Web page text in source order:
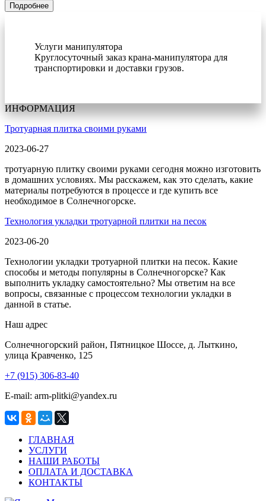
Подробнее
Услуги манипулятора
Круглосуточный заказ крана-манипулятора для
транспортировки и доставки грузов.
ИНФОРМАЦИЯ
Тротуарная плитка своими руками
2023-06-27
тротуарную плитку своими руками сегодня можно изготовить
в домашних условиях. Мы расскажем, как это сделать, какие
материалы потребуются в процессе и где купить все
необходимое в Солнечногорске.
Технология укладки тротуарной плитки на песок
2023-06-20
Технологии укладки тротуарной плитки на песок. Какие
способы и методы популярны в Солнечногорске? Как
выполнить укладку самостоятельно? Мы ответим на все
вопросы, связанные с процессом технологии укладки в
данной в статье.
Наш адрес
Солнечногорский район, Пятницкое Шоссе, д. Лыткино,
улица Кравченко, 125
+7 (915) 306-83-40
E-mail: arm-plitki@yandex.ru
ГЛАВНАЯ
УСЛУГИ
НАШИ РАБОТЫ
ОПЛАТА И ДОСТАВКА
КОНТАКТЫ